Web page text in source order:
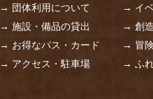
→ 団体利用について
→ 施設・備品の貸出
→ お得なパス・カード
→ アクセス・駐車場
→ イ
→ 創
→ 冒
→ ふ